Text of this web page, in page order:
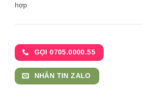
hợp
GỌI 0705.0000.55
NHẮN TIN ZALO